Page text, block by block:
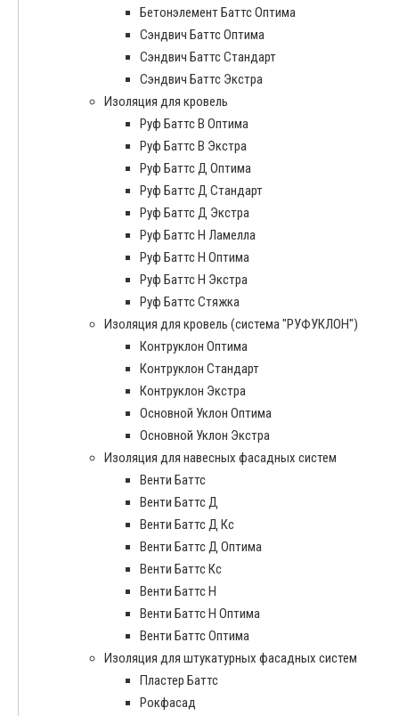
Бетонэлемент Баттс Оптима
Сэндвич Баттс Оптима
Сэндвич Баттс Стандарт
Сэндвич Баттс Экстра
Изоляция для кровель
Руф Баттс В Оптима
Руф Баттс В Экстра
Руф Баттс Д Оптима
Руф Баттс Д Стандарт
Руф Баттс Д Экстра
Руф Баттс Н Ламелла
Руф Баттс Н Оптима
Руф Баттс Н Экстра
Руф Баттс Стяжка
Изоляция для кровель (система "РУФУКЛОН")
Контруклон Оптима
Контруклон Стандарт
Контруклон Экстра
Основной Уклон Оптима
Основной Уклон Экстра
Изоляция для навесных фасадных систем
Венти Баттс
Венти Баттс Д
Венти Баттс Д Кс
Венти Баттс Д Оптима
Венти Баттс Кс
Венти Баттс Н
Венти Баттс Н Оптима
Венти Баттс Оптима
Изоляция для штукатурных фасадных систем
Пластер Баттс
Рокфасад